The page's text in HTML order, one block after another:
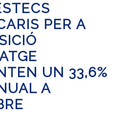
PER A
UN 33,6%
A